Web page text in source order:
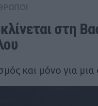
στη
και μόνο για μια